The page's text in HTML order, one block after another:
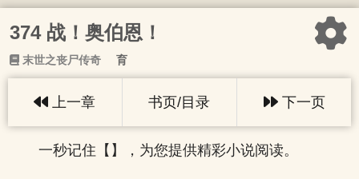
374 战！奥伯恩！
末世之丧尸传奇 育
上一章 书页/目录 下一页
一秒记住【】，为您提供精彩小说阅读。